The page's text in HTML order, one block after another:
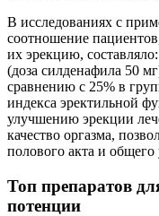
В исследованиях с
соотношение
их эрекцию,
(доза силденафила 50
сравнению с 25% в
индекса эректильной
улучшению эрекции
качество оргазма,
полового акта и общего
Топ препаратов
потенции